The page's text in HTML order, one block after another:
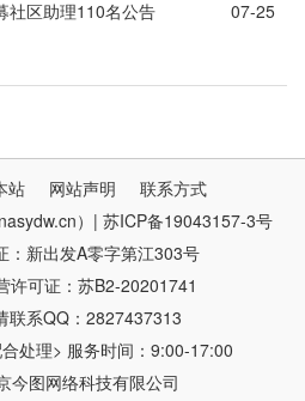
社区助理110名公告
07-25
站 网站声明
联系方式
）| 苏ICP备19043157-3号
：新出发A零字第江303号
许可证：苏B2-20201741
联系QQ：2827437313
处理> 服务时间：9:00-17:00
今图网络科技有限公司